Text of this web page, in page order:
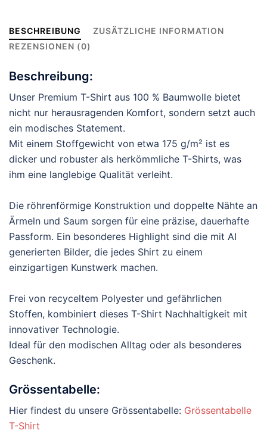
BESCHREIBUNG
ZUSÄTZLICHE INFORMATION
REZENSIONEN (0)
Beschreibung:
Unser Premium T-Shirt aus 100 % Baumwolle bietet
nicht nur herausragenden Komfort, sondern setzt auch
ein modisches Statement.
Mit einem Stoffgewicht von etwa 175 g/m² ist es
dicker und robuster als herkömmliche T-Shirts, was
ihm eine langlebige Qualität verleiht.
Die röhrenförmige Konstruktion und doppelte Nähte an
Ärmeln und Saum sorgen für eine präzise, dauerhafte
Passform. Ein besonderes Highlight sind die mit AI
generierten Bilder, die jedes Shirt zu einem
einzigartigen Kunstwerk machen.
Frei von recyceltem Polyester und gefährlichen
Stoffen, kombiniert dieses T-Shirt Nachhaltigkeit mit
innovativer Technologie.
Ideal für den modischen Alltag oder als besonderes
Geschenk.
Grössentabelle:
Hier findest du unsere Grössentabelle: Grössentabelle
T-Shirt